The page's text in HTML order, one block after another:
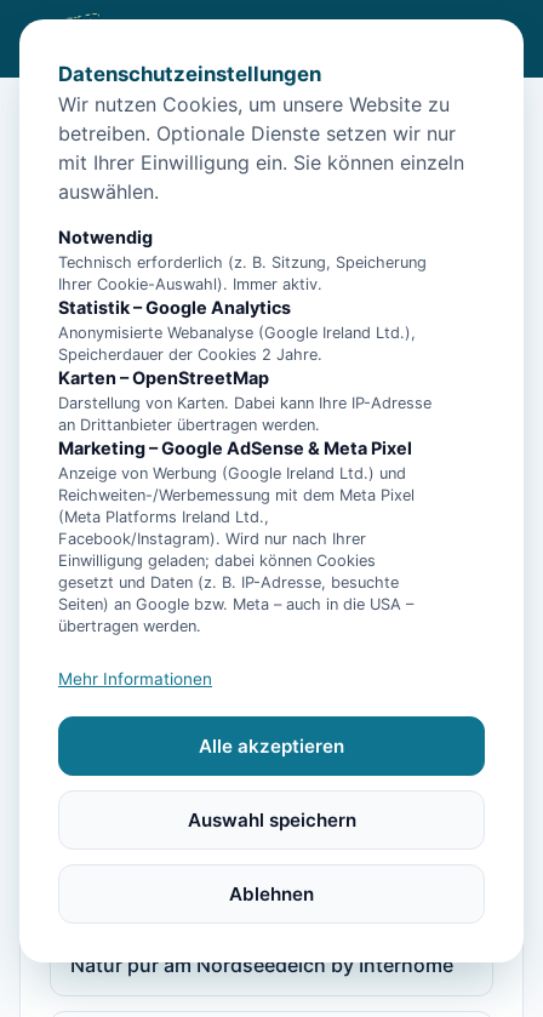
Diese Unterkunft ist aktuell nicht
buchbar
Unterkünfte in der Nähe
Ferienhaus für max. 4 Personen
Ferienhof Neukämper - Ferienwohnung 1
Ferienhof Neukämper - Ferienwohnung 2
Ferienhof Neukämper - Ferienwohnung 4
Gemütliche Doppelhaushälfte in ruhiger
Gemütliches Mietapartment mit Parkplatz,
Natur pur am Nordseedeich
Natur pur am Nordseedeich by Interhome
Datenschutzeinstellungen
Wir nutzen Cookies, um unsere Website zu
betreiben. Optionale Dienste setzen wir nur
mit Ihrer Einwilligung ein. Sie können einzeln
auswählen.
Notwendig
Technisch erforderlich (z. B. Sitzung, Speicherung
Ihrer Cookie-Auswahl). Immer aktiv.
Statistik – Google Analytics
Anonymisierte Webanalyse (Google Ireland Ltd.),
Speicherdauer der Cookies 2 Jahre.
Karten – OpenStreetMap
Darstellung von Karten. Dabei kann Ihre IP-Adresse
an Drittanbieter übertragen werden.
Marketing – Google AdSense & Meta Pixel
Anzeige von Werbung (Google Ireland Ltd.) und
Reichweiten-/Werbemessung mit dem Meta Pixel
(Meta Platforms Ireland Ltd.,
Facebook/Instagram). Wird nur nach Ihrer
Einwilligung geladen; dabei können Cookies
gesetzt und Daten (z. B. IP-Adresse, besuchte
Seiten) an Google bzw. Meta – auch in die USA –
übertragen werden.
Mehr Informationen
Alle akzeptieren
Auswahl speichern
Ablehnen